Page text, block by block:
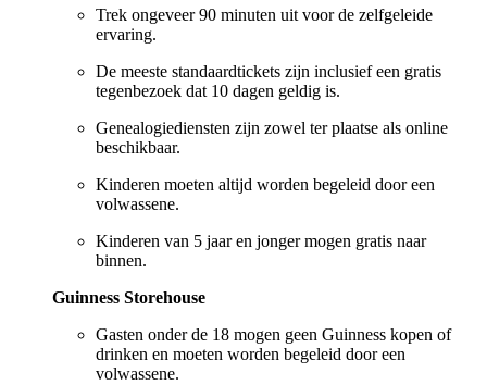
Trek ongeveer 90 minuten uit voor de zelfgeleide
ervaring.
De meeste standaardtickets zijn inclusief een gratis
tegenbezoek dat 10 dagen geldig is.
Genealogiediensten zijn zowel ter plaatse als online
beschikbaar.
Kinderen moeten altijd worden begeleid door een
volwassene.
Kinderen van 5 jaar en jonger mogen gratis naar
binnen.
Guinness Storehouse
Gasten onder de 18 mogen geen Guinness kopen of
drinken en moeten worden begeleid door een
volwassene.